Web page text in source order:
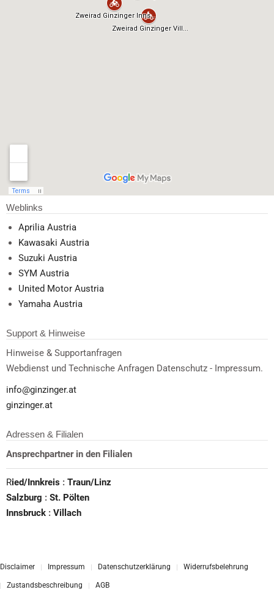
Weblinks
Aprilia Austria
Kawasaki Austria
Suzuki Austria
SYM Austria
United Motor Austria
Yamaha Austria
Support & Hinweise
Hinweise & Supportanfragen
Webdienst und Technische Anfragen Datenschutz - Impressum.
info@ginzinger.at
ginzinger.at
Adressen & Filialen
Ansprechpartner in den Filialen
Ried/Innkreis : Traun/Linz
Salzburg : St. Pölten
Innsbruck : Villach
Disclaimer Impressum Datenschutzerklärung Widerrufsbelehrung
Zustandsbeschreibung AGB